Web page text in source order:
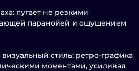
пугает не резкими
паранойей и ощущением
стиль: ретро-графика
моментами, усиливая